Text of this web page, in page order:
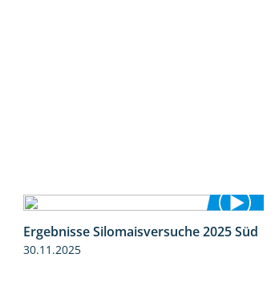
5:36
Ergebnisse Silomaisversuche 2025 Süd
30.11.2025